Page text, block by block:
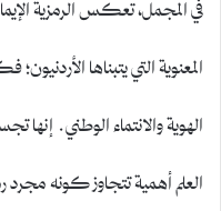
المعنوية التي يتبناها
الهوية والانتماء الوطني. إنها
العلم أهمية تتجاوز كونه